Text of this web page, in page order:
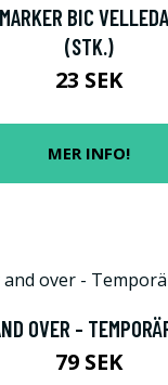
BIC
(STK.)
23 SEK
MER INFO!
OVER -
79 SEK